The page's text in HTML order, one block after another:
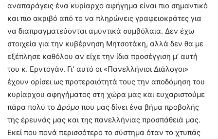
αναπαράγεις ένα κυρίαρχο αφήγημα είναι πιο σημαντικό
και πιο ακριβό από το να πληρώνεις γραφειοκράτες για
να διαπραγματεύονται αμυντικά συμβόλαια. Δεν έχω
στοιχεία για την κυβέρνηση Μητσοτάκη, αλλά δεν θα με
εξέπλησε καθόλου αν είχε την ίδια προσέγγιση μ’ αυτή
του κ. Ερντογάν. Γι’ αυτό οι «Πανελλήνιοι Διάλογοι»
έχουν ορίσει ως προτεραιότητά τους την αποδόμηση του
κυρίαρχου αφηγήματος στη χώρα μας και ευχαριστούμε
πάρα πολύ το Δρόμο που μας δίνει ένα βήμα προβολής
της έρευνάς μας και της πανελλήνιας προσπάθειά μας.
Εκεί που πονά περισσότερο το σύστημα όταν το χτυπάς